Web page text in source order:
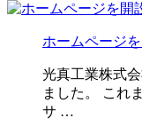
ホームページ
光真工業株式
ました。 これ
サ …